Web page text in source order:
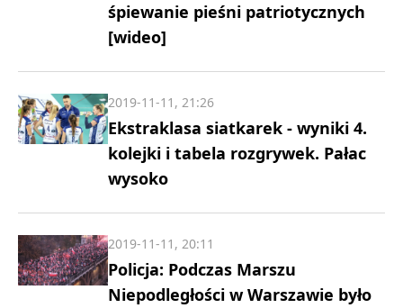
śpiewanie pieśni patriotycznych
[wideo]
Ekstraklasa siatkarek - wyniki 4.
kolejki i tabela rozgrywek. Pałac
wysoko
2019-11-11, 21:26
Policja: Podczas Marszu
Niepodległości w Warszawie było
2019-11-11, 20:11